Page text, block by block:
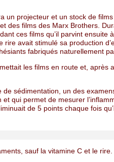
un projecteur et un stock de
des films des Marx Brothers.
ces films qu’il parvint ensuite
rire avait stimulé sa production
fabriqués naturellement
les films en route et, après
de sédimentation, un des
qui permet de mesurer
de 5 points chaque fois
sauf la vitamine C et le rire.